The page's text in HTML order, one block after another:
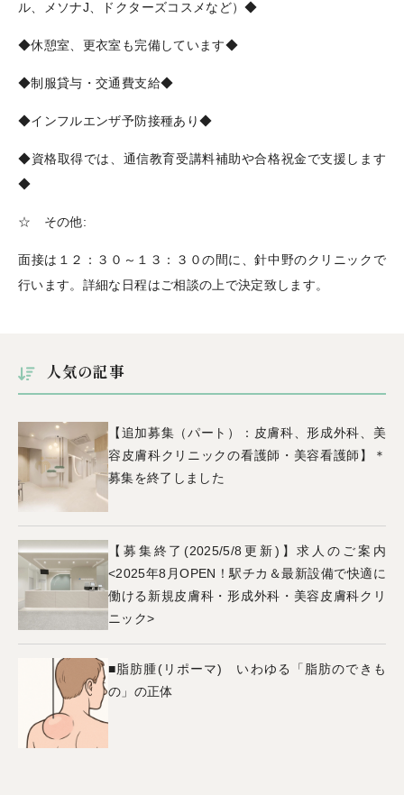
ル、メソナJ、ドクターズコスメなど）◆
◆休憩室、更衣室も完備しています◆
◆制服貸与・交通費支給◆
◆インフルエンザ予防接種あり◆
◆資格取得では、通信教育受講料補助や合格祝金で支援します
◆
☆ その他:
面接は１２：３０～１３：３０の間に、針中野のクリニックで
行います。詳細な日程はご相談の上で決定致します。
人気の記事
【追加募集（パート）：皮膚科、形成外科、美
容皮膚科クリニックの看護師・美容看護師】＊
募集を終了しました
【募集終了(2025/5/8更新)】求人のご案内
<2025年8月OPEN！駅チカ＆最新設備で快適に
働ける新規皮膚科・形成外科・美容皮膚科クリ
ニック>
■脂肪腫(リポーマ) いわゆる「脂肪のできも
の」の正体